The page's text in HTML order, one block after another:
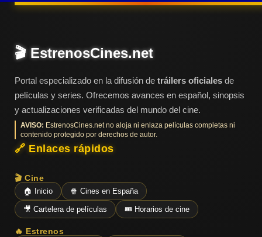
Top
del
momento
🎬 EstrenosCines.net
Portal especializado en la difusión de tráilers oficiales de
películas y series. Ofrecemos avances en español, sinopsis
y actualizaciones verificadas del mundo del cine.
AVISO: EstrenosCines.net no aloja ni enlaza películas completas ni
contenido protegido por derechos de autor.
🔗 Enlaces rápidos
🎬 Cine
🏠 Inicio 🍿 Cines en España
🎥 Cartelera de películas 🎟️ Horarios de cine
🔥 Estrenos